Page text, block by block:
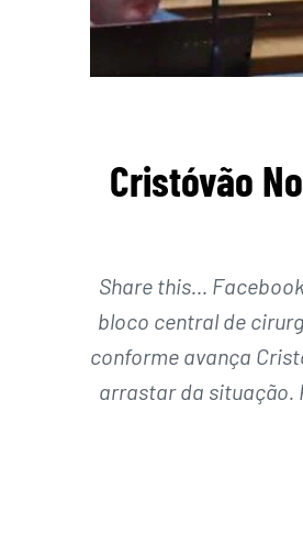
Cristóvão
Share this…
bloco central de
conforme avança
arrastar da situação.